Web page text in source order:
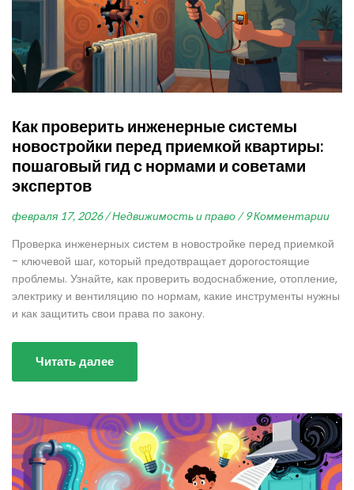
Как проверить инженерные системы
новостройки перед приемкой квартиры:
пошаговый гид с нормами и советами
экспертов
февраля 17, 2026 / Недвижимость и право / 9 Комментарии
Проверка инженерных систем в новостройке перед приемкой
- ключевой шаг, который предотвращает дорогостоящие
проблемы. Узнайте, как проверить водоснабжение, отопление,
электрику и вентиляцию по нормам, какие инструменты нужны
и как защитить свои права по закону.
Читать далее